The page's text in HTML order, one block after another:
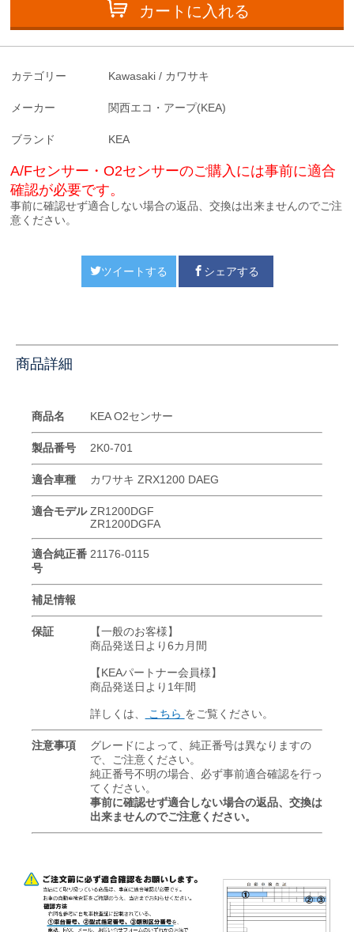
カートに入れる
カテゴリー Kawasaki / カワサキ
メーカー 関西エコ・アープ(KEA)
ブランド KEA
A/Fセンサー・O2センサーのご購入には事前に適合
確認が必要です。
事前に確認せず適合しない場合の返品、交換は出来ませんのでご注
意ください。
ツイートする シェアする
商品詳細
商品名 KEA O2センサー
製品番号 2K0-701
適合車種 カワサキ ZRX1200 DAEG
適合モデル ZR1200DGF
ZR1200DGFA
適合純正番
号
21176-0115
補足情報
保証
【一般のお客様】
商品発送日より6カ月間
【KEAパートナー会員様】
商品発送日より1年間
詳しくは、 こちら をご覧ください。
注意事項
グレードによって、純正番号は異なりますの
で、ご注意ください。
純正番号不明の場合、必ず事前適合確認を行っ
てください。
事前に確認せず適合しない場合の返品、交換は
出来ませんのでご注意ください。